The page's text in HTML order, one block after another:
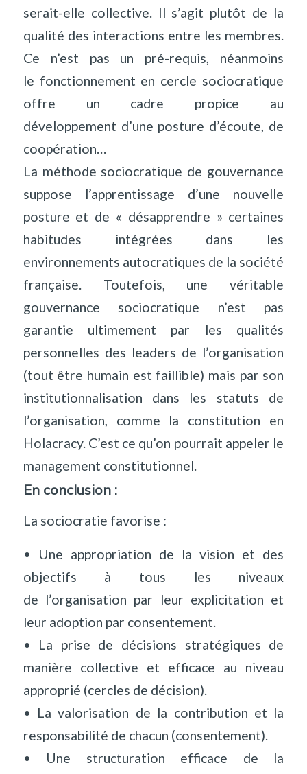
serait-elle collective. Il s’agit plutôt de la
qualité des interactions entre les membres.
Ce n’est pas un pré-requis, néanmoins
le fonctionnement en cercle sociocratique
offre un cadre propice au
développement d’une posture d’écoute, de
coopération…
La méthode sociocratique de gouvernance
suppose l’apprentissage d’une nouvelle
posture et de « désapprendre » certaines
habitudes intégrées dans les
environnements autocratiques de la société
française. Toutefois, une véritable
gouvernance sociocratique n’est pas
garantie ultimement par les qualités
personnelles des leaders de l’organisation
(tout être humain est faillible) mais par son
institutionnalisation dans les statuts de
l’organisation, comme la constitution en
Holacracy. C’est ce qu’on pourrait appeler le
management constitutionnel.
En conclusion :
La sociocratie favorise :
• Une appropriation de la vision et des
objectifs à tous les niveaux
de l’organisation par leur explicitation et
leur adoption par consentement.
• La prise de décisions stratégiques de
manière collective et efficace au niveau
approprié (cercles de décision).
• La valorisation de la contribution et la
responsabilité de chacun (consentement).
• Une structuration efficace de la